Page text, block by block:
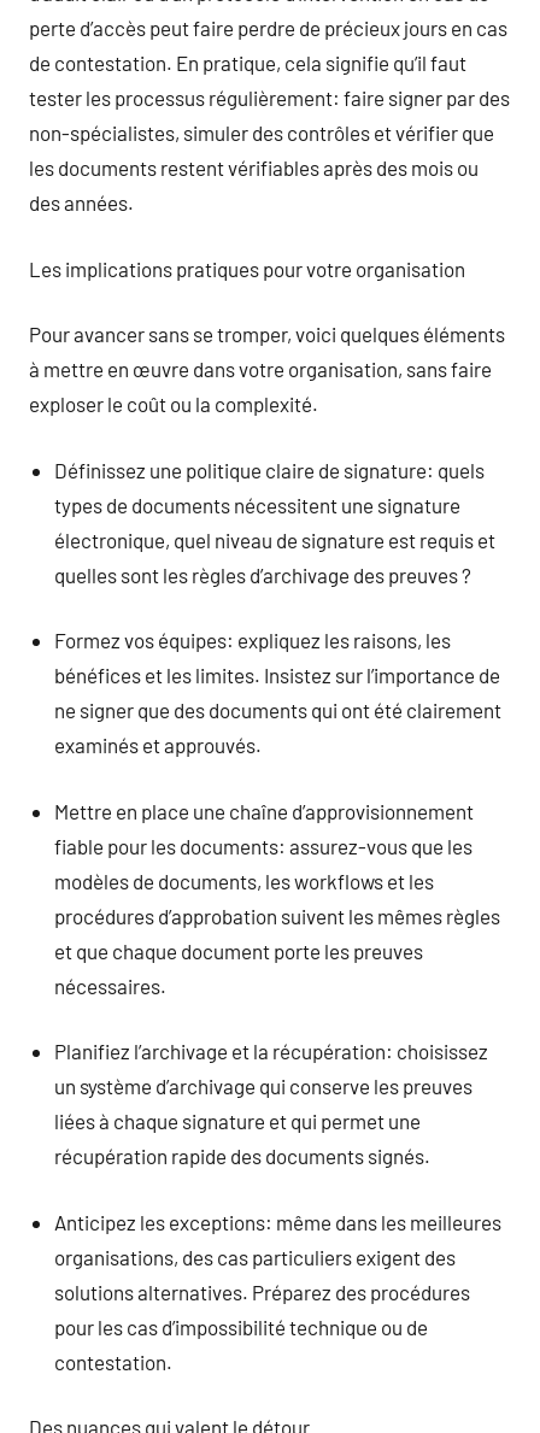
perte d’accès peut faire perdre de précieux jours en cas
de contestation. En pratique, cela signifie qu’il faut
tester les processus régulièrement: faire signer par des
non-spécialistes, simuler des contrôles et vérifier que
les documents restent vérifiables après des mois ou
des années.
Les implications pratiques pour votre organisation
Pour avancer sans se tromper, voici quelques éléments
à mettre en œuvre dans votre organisation, sans faire
exploser le coût ou la complexité.
Définissez une politique claire de signature: quels
types de documents nécessitent une signature
électronique, quel niveau de signature est requis et
quelles sont les règles d’archivage des preuves ?
Formez vos équipes: expliquez les raisons, les
bénéfices et les limites. Insistez sur l’importance de
ne signer que des documents qui ont été clairement
examinés et approuvés.
Mettre en place une chaîne d’approvisionnement
fiable pour les documents: assurez-vous que les
modèles de documents, les workflows et les
procédures d’approbation suivent les mêmes règles
et que chaque document porte les preuves
nécessaires.
Planifiez l’archivage et la récupération: choisissez
un système d’archivage qui conserve les preuves
liées à chaque signature et qui permet une
récupération rapide des documents signés.
Anticipez les exceptions: même dans les meilleures
organisations, des cas particuliers exigent des
solutions alternatives. Préparez des procédures
pour les cas d’impossibilité technique ou de
contestation.
Des nuances qui valent le détour